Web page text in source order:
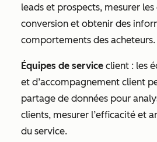
leads et prospects, mesurer
conversion et obtenir des
comportements des acheteurs.
Équipes de service client : les
et d’accompagnement client
partage de données pour
clients, mesurer l’efficacité et
du service.